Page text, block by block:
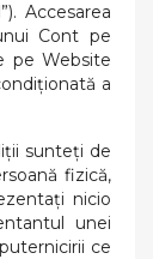
Accesarea
Cont pe
pe Website
a
sunteți de
fizică,
nicio
unei
ce